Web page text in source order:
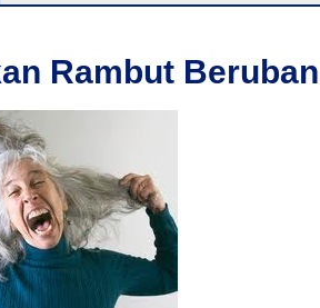
Rambut Beruban